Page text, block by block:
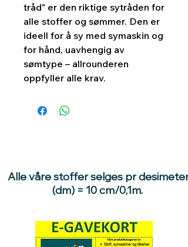
tråd" er den riktige sytråden for
alle stoffer og sømmer. Den er
ideell for å sy med symaskin og
for hånd, uavhengig av
sømtype – allrounderen
oppfyller alle krav.
Alle våre stoffer selges pr desimeter
(dm) = 10 cm/0,1m.